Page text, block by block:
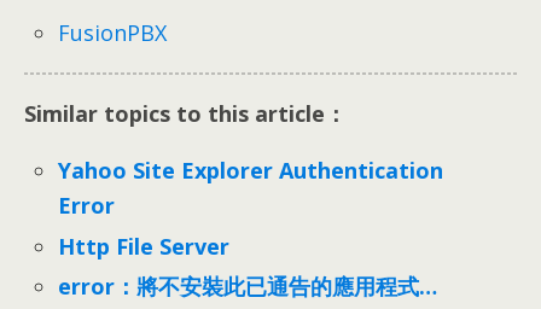
FusionPBX
Similar topics to this article：
Yahoo Site Explorer Authentication
Error
Http File Server
error：將不安裝此已通告的應用程式…